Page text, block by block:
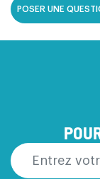
POSER UNE